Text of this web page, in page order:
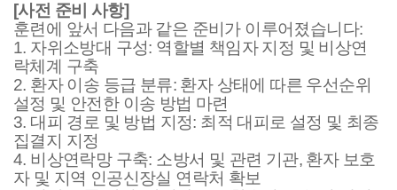
[사전 준비 사항]
훈련에 앞서 다음과 같은 준비가 이루어졌습니다:
1. 자위소방대 구성: 역할별 책임자 지정 및 비상연
락체계 구축
2. 환자 이송 등급 분류: 환자 상태에 따른 우선순위
설정 및 안전한 이송 방법 마련
3. 대피 경로 및 방법 지정: 최적 대피로 설정 및 최종
집결지 지정
4. 비상연락망 구축: 소방서 및 관련 기관, 환자 보호
자 및 지역 인공신장실 연락처 확보